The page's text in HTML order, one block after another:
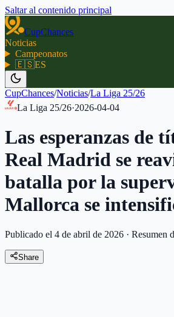
Saltar al contenido principal
CupChances
Noticias
Campeonatos
🇪🇸ES
CupChances/Noticias/La Liga 25/26
La Liga 25/26·2026-04-04
Las esperanzas de
Real Madrid se
batalla por la
Mallorca se
Publicado el 4 de abril de 2026 · Resumen
Share